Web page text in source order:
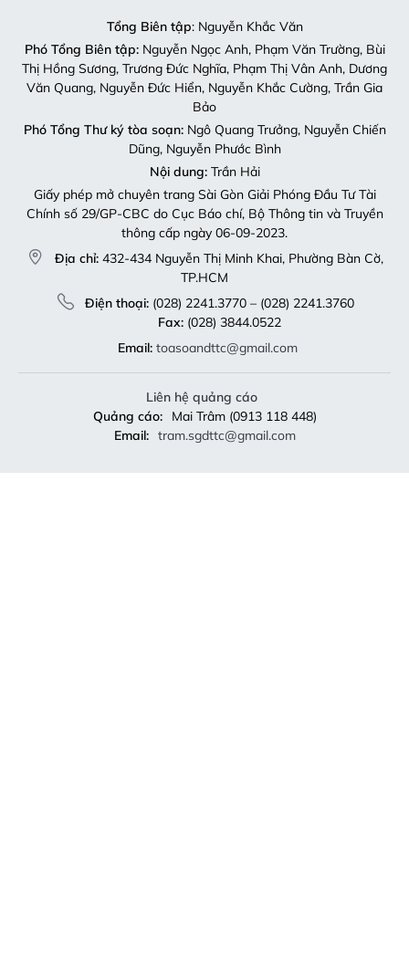
Tổng Biên tập: Nguyễn Khắc Văn
Phó Tổng Biên tập:Nguyễn Ngọc Anh, Phạm Văn Trường, Bùi
Thị Hồng Sương, Trương Đức Nghĩa, Phạm Thị Vân Anh, Dương
Văn Quang, Nguyễn Đức Hiển, Nguyễn Khắc Cường, Trần Gia
Bảo
Phó Tổng Thư ký tòa soạn:Ngô Quang Trưởng, Nguyễn Chiến
Dũng, Nguyễn Phước Bình
Nội dung:Trần Hải
Giấy phép mở chuyên trang Sài Gòn Giải Phóng Đầu Tư Tài
Chính số 29/GP-CBC do Cục Báo chí, Bộ Thông tin và Truyền
thông cấp ngày 06-09-2023.
Địa chỉ: 432-434 Nguyễn Thị Minh Khai, Phường Bàn Cờ,
TP.HCM
Điện thoại:(028) 2241.3770 – (028) 2241.3760
Fax:(028) 3844.0522
Email: toasoandttc@gmail.com
Liên hệ quảng cáo
Quảng cáo:
Mai Trâm (0913 118 448)
Email: tram.sgdttc@gmail.com